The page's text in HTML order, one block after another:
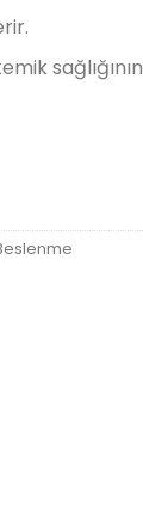
sağlığının